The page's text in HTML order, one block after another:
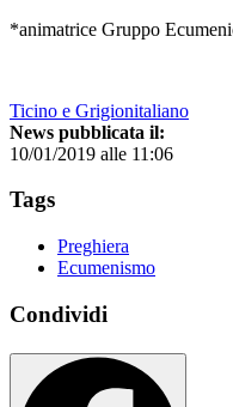
*animatrice Gruppo
Ticino e Grigionitaliano
News pubblicata il:
10/01/2019 alle 11:06
Tags
Preghiera
Ecumenismo
Condividi